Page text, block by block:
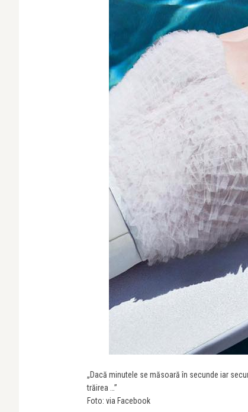
„Dacă minutele se măsoară în secunde iar
trăirea …”
Foto: via Facebook